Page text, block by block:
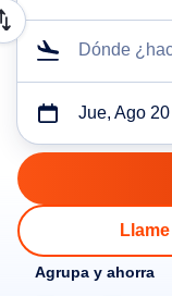
Dónde
Jue, Ago 20
Agrupa y ahorra